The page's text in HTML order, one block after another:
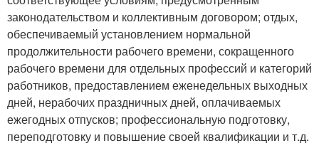
законодательством и коллективным договором; отдых,
обеспечиваемый установлением нормальной
продолжительности рабочего времени, сокращенного
рабочего времени для отдельных профессий и категорий
работников, предоставлением еженедельных выходных
дней, нерабочих праздничных дней, оплачиваемых
ежегодных отпусков; профессиональную подготовку,
переподготовку и повышение своей квалификации и т.д.